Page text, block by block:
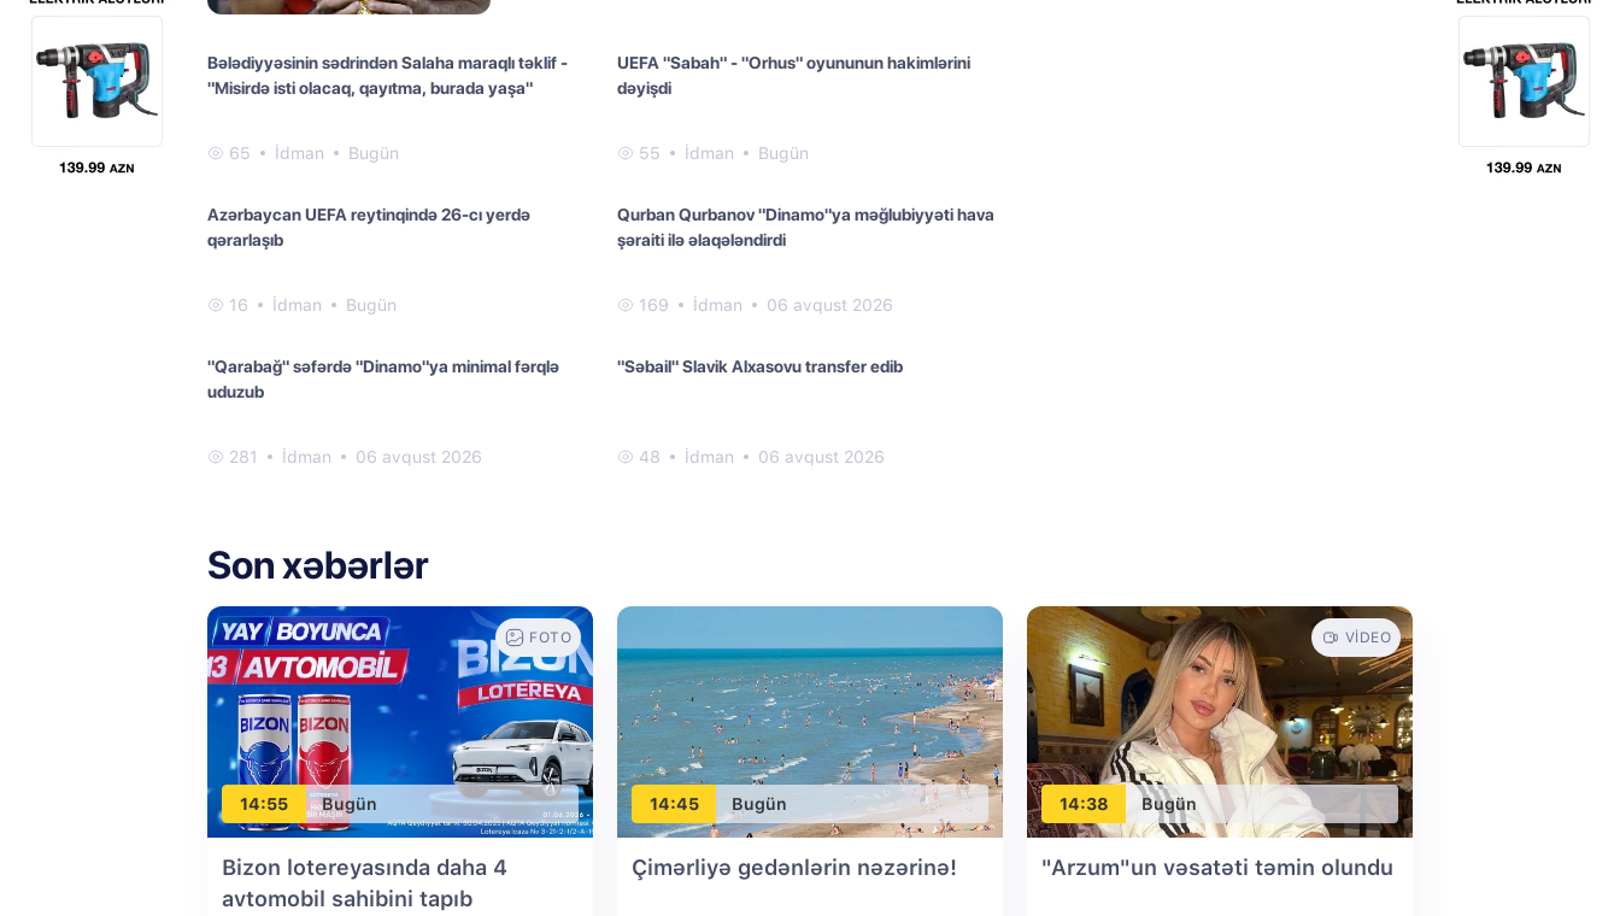
Bələdiyyəsinin sədrindən Salaha maraqlı təklif -
"Misirdə isti olacaq, qayıtma, burada yaşa"
65 İdman Bugün
UEFA "Sabah" - "Orhus" oyununun hakimlərini
dəyişdi
55 İdman Bugün
Azərbaycan UEFA reytinqində 26-cı yerdə
qərarlaşıb
16 İdman Bugün
Qurban Qurbanov "Dinamo"ya məğlubiyyəti hava
şəraiti ilə əlaqələndirdi
169 İdman 06 avqust 2026
"Qarabağ" səfərdə "Dinamo"ya minimal fərqlə
uduzub
281 İdman 06 avqust 2026
"Səbail" Slavik Alxasovu transfer edib
48 İdman 06 avqust 2026
Son xəbərlər
14:55 Bugün
FOTO
Bizon lotereyasında daha 4
avtomobil sahibini tapıb
14:45 Bugün
Çimərliyə gedənlərin nəzərinə!
14:38 Bugün
VIDEO
"Arzum"un vəsatəti təmin olundu